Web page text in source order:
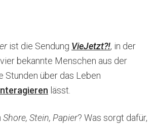
ist die Sendung VieJetzt?!, in der
bekannte Menschen aus der
Stunden über das Leben
lässt.
Shore, Stein, Papier? Was sorgt dafür,